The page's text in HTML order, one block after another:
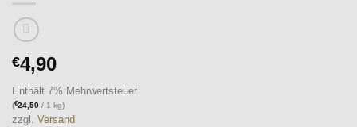
€4,90
Enthält 7% Mehrwertsteuer
(€24,50 / 1 kg)
zzgl. Versand